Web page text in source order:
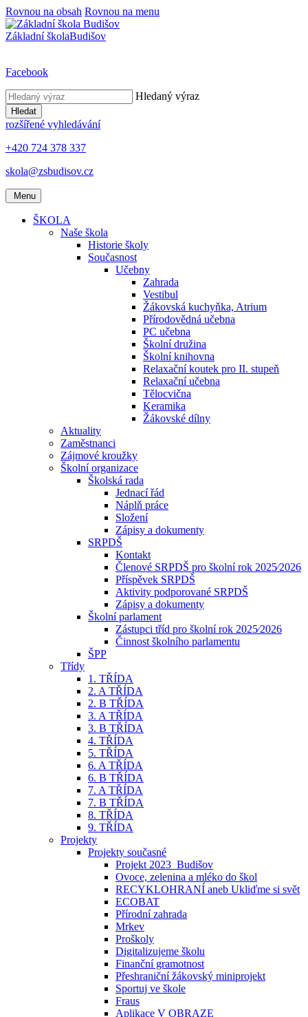
Rovnou na obsah Rovnou na menu
Základní školaBudišov
Facebook
Hledaný výraz
Hledat
rozšířené vyhledávání
+420 724 378 337
skola@zsbudisov.cz
Menu
ŠKOLA
Naše škola
Historie školy
Současnost
Učebny
Zahrada
Vestibul
Žákovská kuchyňka, Atrium
Přírodovědná učebna
PC učebna
Školní družina
Školní knihovna
Relaxační koutek pro II. stupeň
Relaxační učebna
Tělocvična
Keramika
Žákovské dílny
Aktuality
Zaměstnanci
Zájmové kroužky
Školní organizace
Školská rada
Jednací řád
Náplň práce
Složení
Zápisy a dokumenty
SRPDŠ
Kontakt
Členové SRPDŠ pro školní rok 2025⁄2026
Příspěvek SRPDŠ
Aktivity podporované SRPDŠ
Zápisy a dokumenty
Školní parlament
Zástupci tříd pro školní rok 2025⁄2026
Činnost školního parlamentu
ŠPP
Třídy
1. TŘÍDA
2. A TŘÍDA
2. B TŘÍDA
3. A TŘÍDA
3. B TŘÍDA
4. TŘÍDA
5. TŘÍDA
6. A TŘÍDA
6. B TŘÍDA
7. A TŘÍDA
7. B TŘÍDA
8. TŘÍDA
9. TŘÍDA
Projekty
Projekty současné
Projekt 2023_Budišov
Ovoce, zelenina a mléko do škol
RECYKLOHRANÍ aneb Ukliďme si svět
ECOBAT
Přírodní zahrada
Mrkev
Proškoly
Digitalizujeme školu
Finanční gramotnost
Přeshraniční žákovský miniprojekt
Sportuj ve škole
Fraus
Aplikace V OBRAZE